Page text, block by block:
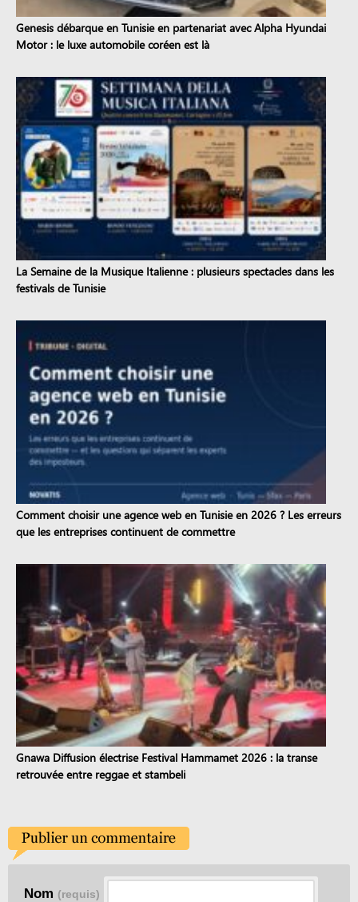
Genesis débarque en Tunisie en partenariat avec Alpha Hyundai
Motor : le luxe automobile coréen est là
La Semaine de la Musique Italienne : plusieurs spectacles dans les
festivals de Tunisie
Comment choisir une agence web en Tunisie en 2026 ? Les erreurs
que les entreprises continuent de commettre
Gnawa Diffusion électrise Festival Hammamet 2026 : la transe
retrouvée entre reggae et stambeli
Nom (requis)